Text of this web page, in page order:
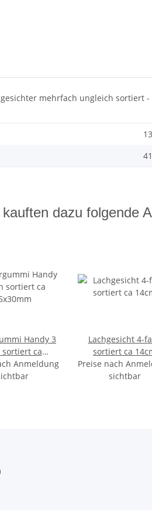
mehrfach ungleich sortiert
dazu folgende
Handy 3
sortiert ca
Anmeldung
Lachgesicht 4-
sortiert ca
Preise nach
sichtbar